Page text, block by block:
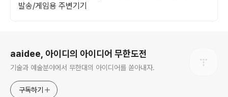
발송/게임용 주변기기
aaidee, 아이디의 아이디어 무한도전
기술과 예술분야에서 무한대의 아이디어를 쏟아내자.
구독하기